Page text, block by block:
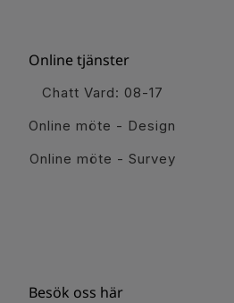
Online tjänster
Chatt Vard: 08-17
Online möte - Design
Online möte - Survey
Besök oss här